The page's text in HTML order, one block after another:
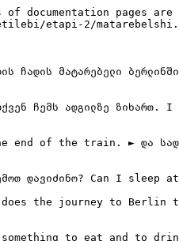
documentation pages are
etapi-2/
მატარებელი
ჩემს ადგილზე
end of the train. ► და სად
დავიძინო? Can I sleep
does the journey to Berlin
something to eat and to